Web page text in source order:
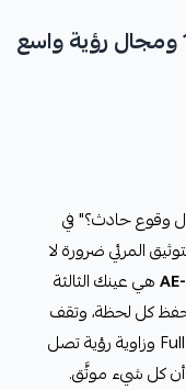
داش كام هيكفيجن بدقة 1080P ومجال رؤية واسع
وقوع حادث؟" في
المرئي ضرورة لا
هي عينك الثالثة
كل لحظة، وتقف
إلى جانبك دليلًا لا يُكذَّب. بدقة Full HD 1080P وزاوية رؤية تصل